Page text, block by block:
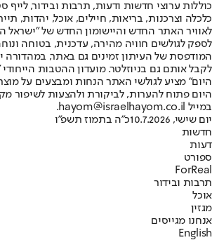
כוללות ערוצי חדשות ודעות, תרבות ובידור, לייף
לאוויר האתר החדש והיישומון החדש של "ישראל
לספק לגולשים חוויה מהירה, עדכנית, בטוחה
המודפסת של העיתון זמינים גם באתר, במהדורה
לקבל אותם גם בניוזלטר. מועדון ההטבות
היום" מציע לגולשי האתר הנחות ומבצעים על
היום פתוח להערות, לביקורת ולהצעות לשיפור
במייל hayom@israelhayom.co.il.
יום שישי, 10.7.2026
כ"ה בתמוז תשפ"ו
חדשות
דעות
ספורט
ForReal
תרבות ובידור
אוכל
מגזין
אנחנו מגייסים
English